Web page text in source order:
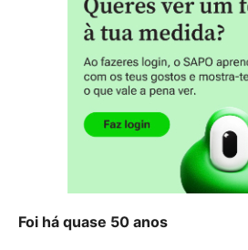
Foi há quase 50 anos